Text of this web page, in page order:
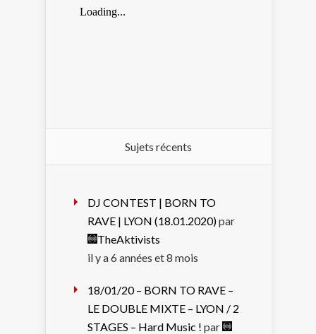
Sujets récents
DJ CONTEST | BORN TO
RAVE | LYON (18.01.2020)par
TheAktivists
il y a 6 années et 8 mois
18/01/20 – BORN TO RAVE –
LE DOUBLE MIXTE – LYON / 2
STAGES – Hard Music ! par